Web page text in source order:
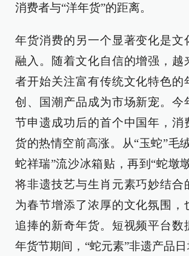
消费者与“洋年货”的距离。
年货消费的另一个显著变化是文
融入。随着文化自信的增强，越
者开始关注富有传统文化特色的
创、国潮产品成为市场新宠。今
节申遗成功后的首个中国年，消
货的热情空前高涨。从“玉蛇”毛
蛇祥瑞”流沙冰箱贴，再到“蛇墩
将非遗技艺与生肖元素巧妙结合
为春节增添了浓厚的文化氛围，
追捧的新奇年货。短视频平台数
年货节期间，“蛇元素”非遗产品